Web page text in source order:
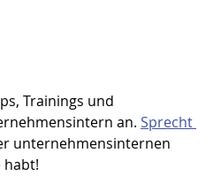
Trainings und
an. Sprecht
unternehmensinternen
habt!